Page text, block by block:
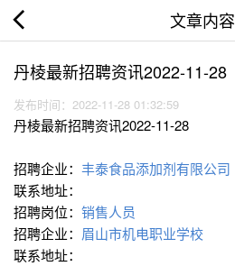
文章内容
丹棱最新招聘资讯2022-11-28
发布时间：2022-11-28 01:32:59
丹棱最新招聘资讯2022-11-28
招聘企业： 丰泰食品添加剂有限公司
联系地址：
招聘岗位： 销售人员
招聘企业： 眉山市机电职业学校
联系地址：